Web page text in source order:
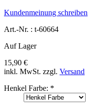
Kundenmeinung schreiben
Art.-Nr. : t-60664
Auf Lager
15,90 €
inkl. MwSt. zzgl. Versand
Henkel Farbe: *